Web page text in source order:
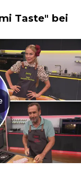
Taste" bei